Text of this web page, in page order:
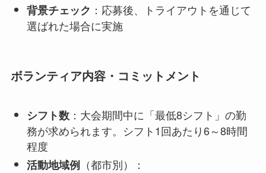
背景チェック ：応募後、トライアウトを通じて
選ばれた場合に実施
ボランティア内容・コミットメント
シフト数：大会期間中に「最低8シフト」の勤
務が求められます。シフト1回あたり6～8時間
程度
活動地域例（都市別）：